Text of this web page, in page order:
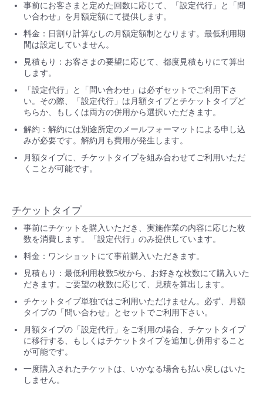
事前にお客さまと定めた回数に応じて、「設定代行」と「問
い合わせ」を月額定額にて提供します。
料金：日割り計算なしの月額定額制となります。最低利用期
間は設定していません。
見積もり：お客さまの要望に応じて、都度見積もりにて算出
します。
「設定代行」と「問い合わせ」は必ずセットでご利用下さ
い。その際、「設定代行」は月額タイプとチケットタイプど
ちらか、もしくは両方の併用から選択いただきます。
解約：解約には別途所定のメールフォーマットによる申し込
みが必要です。解約月も費用が発生します。
月額タイプに、チケットタイプを組み合わせてご利用いただ
くことが可能です。
チケットタイプ
事前にチケットを購入いただき、実施作業の内容に応じた枚
数を消費します。「設定代行」のみ提供しています。
料金：ワンショットにて事前購入いただきます。
見積もり：最低利用枚数5枚から、お好きな枚数にて購入いた
だきます。ご要望の枚数に応じて、見積を算出します。
チケットタイプ単独ではご利用いただけません。必ず、月額
タイプの「問い合わせ」とセットでご利用下さい。
月額タイプの「設定代行」をご利用の場合、チケットタイプ
に移行する、もしくはチケットタイプを追加し併用すること
が可能です。
一度購入されたチケットは、いかなる場合も払い戻しはいた
しません。